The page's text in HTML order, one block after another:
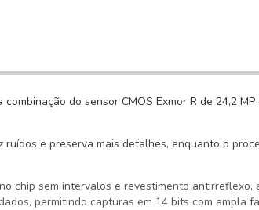
do sensor CMOS Exmor R de 24,2
e preserva mais detalhes, enquanto o
chip sem intervalos e revestimento antirreflexo,
permitindo capturas em 14 bits com ampla